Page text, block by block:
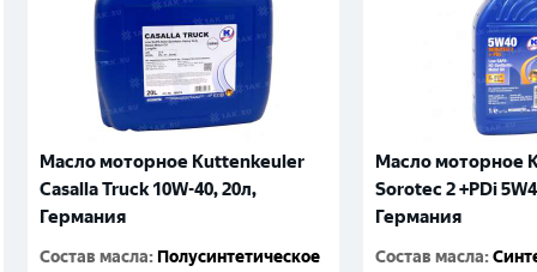
Масло моторное Kuttenkeuler
Casalla Truck 10W-40, 20л,
Германия
Состав масла: Полусинтетическое
Масло моторное
Sorotec 2 +PDi
Германия
Состав масла: